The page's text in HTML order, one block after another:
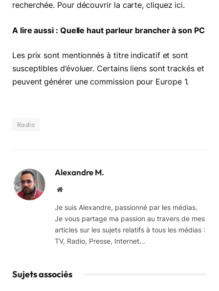
recherchée. Pour découvrir la carte, cliquez ici.
A lire aussi : Quelle haut parleur brancher à son PC
Les prix sont mentionnés à titre indicatif et sont
susceptibles d’évoluer. Certains liens sont trackés et
peuvent générer une commission pour Europe 1.
Radio
Alexandre M.
Website
Je suis Alexandre, passionné par les médias.
Je vous partage ma passion au travers de mes
articles sur les sujets relatifs à tous les médias :
TV, Radio, Presse, Internet...
Sujets associés